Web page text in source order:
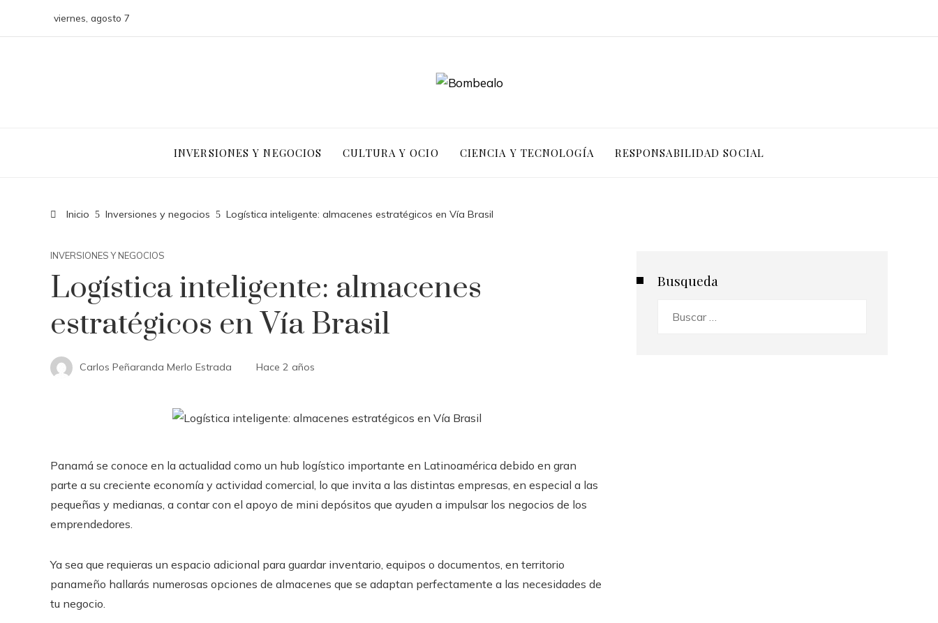
viernes, agosto 7
INVERSIONES Y NEGOCIOS CULTURA Y OCIO CIENCIA Y TECNOLOGÍA RESPONSABILIDAD SOCIAL
Inicio Inversiones y negocios Logística inteligente: almacenes estratégicos en Vía Brasil
INVERSIONES Y NEGOCIOS
Logística inteligente: almacenes
estratégicos en Vía Brasil
Carlos Peñaranda Merlo Estrada Hace 2 años
Panamá se conoce en la actualidad como un hub logístico importante en Latinoamérica debido en gran
parte a su creciente economía y actividad comercial, lo que invita a las distintas empresas, en especial a las
pequeñas y medianas, a contar con el apoyo de mini depósitos que ayuden a impulsar los negocios de los
emprendedores.
Ya sea que requieras un espacio adicional para guardar inventario, equipos o documentos, en territorio
panameño hallarás numerosas opciones de almacenes que se adaptan perfectamente a las necesidades de
tu negocio.
Busqueda